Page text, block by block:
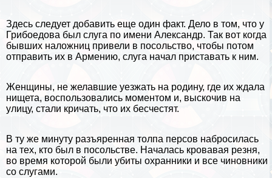
Здесь следует добавить еще один факт. Дело в том, что у
Грибоедова был слуга по имени Александр. Так вот когда
бывших наложниц привели в посольство, чтобы потом
отправить их в Армению, слуга начал приставать к ним.
Женщины, не желавшие уезжать на родину, где их ждала
нищета, воспользовались моментом и, выскочив на
улицу, стали кричать, что их бесчестят.
В ту же минуту разъяренная толпа персов набросилась
на тех, кто был в посольстве. Началась кровавая резня,
во время которой были убиты охранники и все чиновники
со слугами.